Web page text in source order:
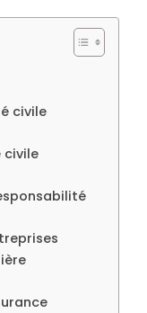
civile
civile